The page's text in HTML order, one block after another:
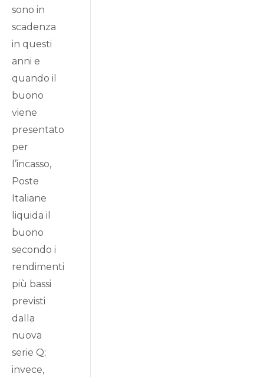
sono in
scadenza
in questi
anni e
quando il
buono
viene
presentato
per
l’incasso,
Poste
Italiane
liquida il
buono
secondo i
rendimenti
più bassi
previsti
dalla
nuova
serie Q;
invece,